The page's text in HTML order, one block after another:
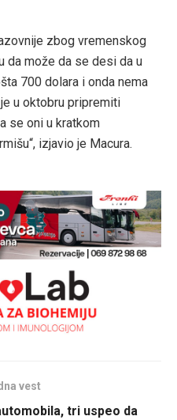
zbog vremenskog
da može da se desi da u
700 dolara i onda nema
u oktobru pripremiti
se oni u kratkom
izjavio je Macura.
vest
tri uspeo da